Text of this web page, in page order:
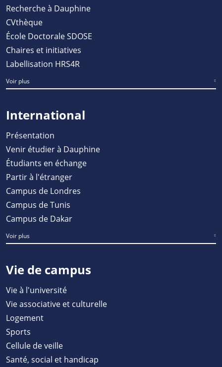
Recherche à Dauphine
CVthèque
École Doctorale SDOSE
Chaires et initiatives
Labellisation HRS4R
Voir plus
International
Présentation
Venir étudier à Dauphine
Étudiants en échange
Partir à l'étranger
Campus de Londres
Campus de Tunis
Campus de Dakar
Voir plus
Vie de campus
Vie à l'université
Vie associative et culturelle
Logement
Sports
Cellule de veille
Santé, social et handicap